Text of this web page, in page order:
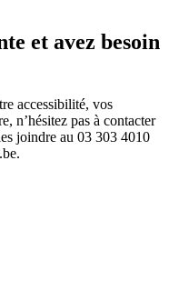
et avez besoin
accessibilité, vos
n’hésitez pas à contacter
joindre au 03 303 4010